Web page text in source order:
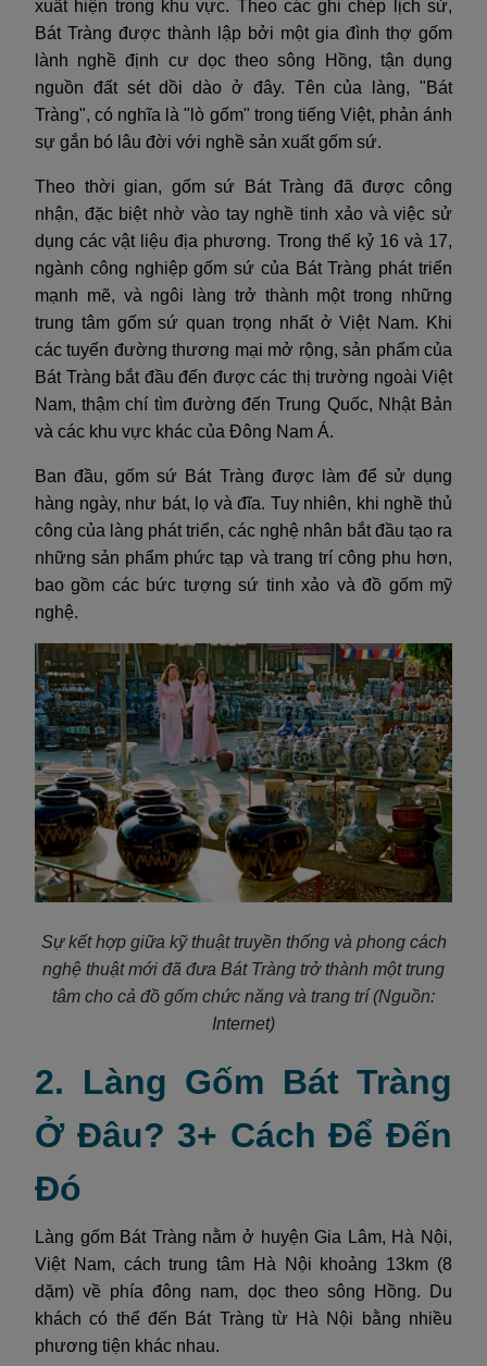
xuất hiện trong khu vực. Theo các ghi chép lịch sử,
Bát Tràng được thành lập bởi một gia đình thợ gốm
lành nghề định cư dọc theo sông Hồng, tận dụng
nguồn đất sét dồi dào ở đây. Tên của làng, "Bát
Tràng", có nghĩa là "lò gốm" trong tiếng Việt, phản ánh
sự gắn bó lâu đời với nghề sản xuất gốm sứ.
Theo thời gian, gốm sứ Bát Tràng đã được công
nhận, đặc biệt nhờ vào tay nghề tinh xảo và việc sử
dụng các vật liệu địa phương. Trong thế kỷ 16 và 17,
ngành công nghiệp gốm sứ của Bát Tràng phát triển
mạnh mẽ, và ngôi làng trở thành một trong những
trung tâm gốm sứ quan trọng nhất ở Việt Nam. Khi
các tuyến đường thương mại mở rộng, sản phẩm của
Bát Tràng bắt đầu đến được các thị trường ngoài Việt
Nam, thậm chí tìm đường đến Trung Quốc, Nhật Bản
và các khu vực khác của Đông Nam Á.
Ban đầu, gốm sứ Bát Tràng được làm để sử dụng
hàng ngày, như bát, lọ và đĩa. Tuy nhiên, khi nghề thủ
công của làng phát triển, các nghệ nhân bắt đầu tạo ra
những sản phẩm phức tạp và trang trí công phu hơn,
bao gồm các bức tượng sứ tinh xảo và đồ gốm mỹ
nghệ.
Sự kết hợp giữa kỹ thuật truyền thống và phong cách
nghệ thuật mới đã đưa Bát Tràng trở thành một trung
tâm cho cả đồ gốm chức năng và trang trí (Nguồn:
Internet)
2. Làng Gốm Bát Tràng
Ở Đâu? 3+ Cách Để Đến
Đó
Làng gốm Bát Tràng nằm ở huyện Gia Lâm, Hà Nội,
Việt Nam, cách trung tâm Hà Nội khoảng 13km (8
dặm) về phía đông nam, dọc theo sông Hồng. Du
khách có thể đến Bát Tràng từ Hà Nội bằng nhiều
phương tiện khác nhau.